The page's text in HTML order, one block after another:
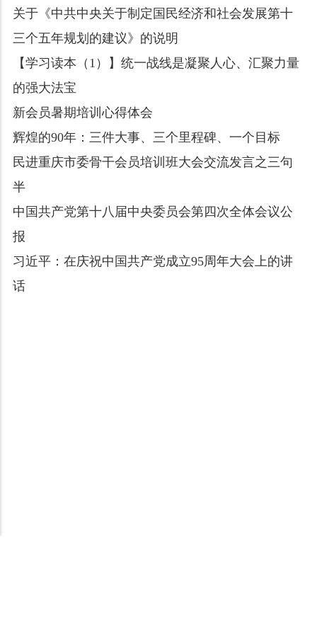
关于《中共中央关于制定国民经济和社会发展第十
三个五年规划的建议》的说明
【学习读本（1）】统一战线是凝聚人心、汇聚力量
的强大法宝
新会员暑期培训心得体会
辉煌的90年：三件大事、三个里程碑、一个目标
民进重庆市委骨干会员培训班大会交流发言之三句
半
中国共产党第十八届中央委员会第四次全体会议公
报
习近平：在庆祝中国共产党成立95周年大会上的讲
话